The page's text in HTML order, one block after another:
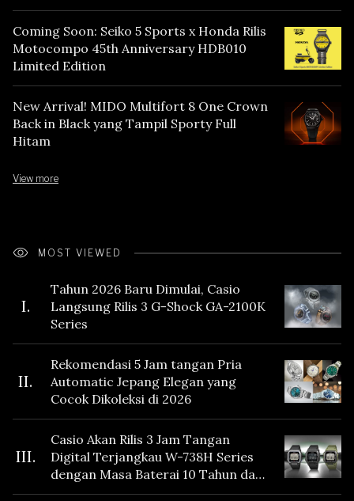
Coming Soon: Seiko 5 Sports x Honda Rilis
Motocompo 45th Anniversary HDB010
Limited Edition
New Arrival! MIDO Multifort 8 One Crown
Back in Black yang Tampil Sporty Full
Hitam
View more
MOST VIEWED
I.
Tahun 2026 Baru Dimulai, Casio
Langsung Rilis 3 G-Shock GA-2100K
Series
II.
Rekomendasi 5 Jam tangan Pria
Automatic Jepang Elegan yang
Cocok Dikoleksi di 2026
III.
Casio Akan Rilis 3 Jam Tangan
Digital Terjangkau W-738H Series
dengan Masa Baterai 10 Tahun dan
Fitur Vibration